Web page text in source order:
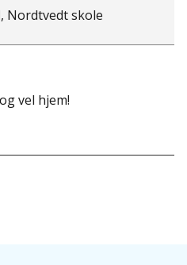
Nordtvedt skole
vel hjem!